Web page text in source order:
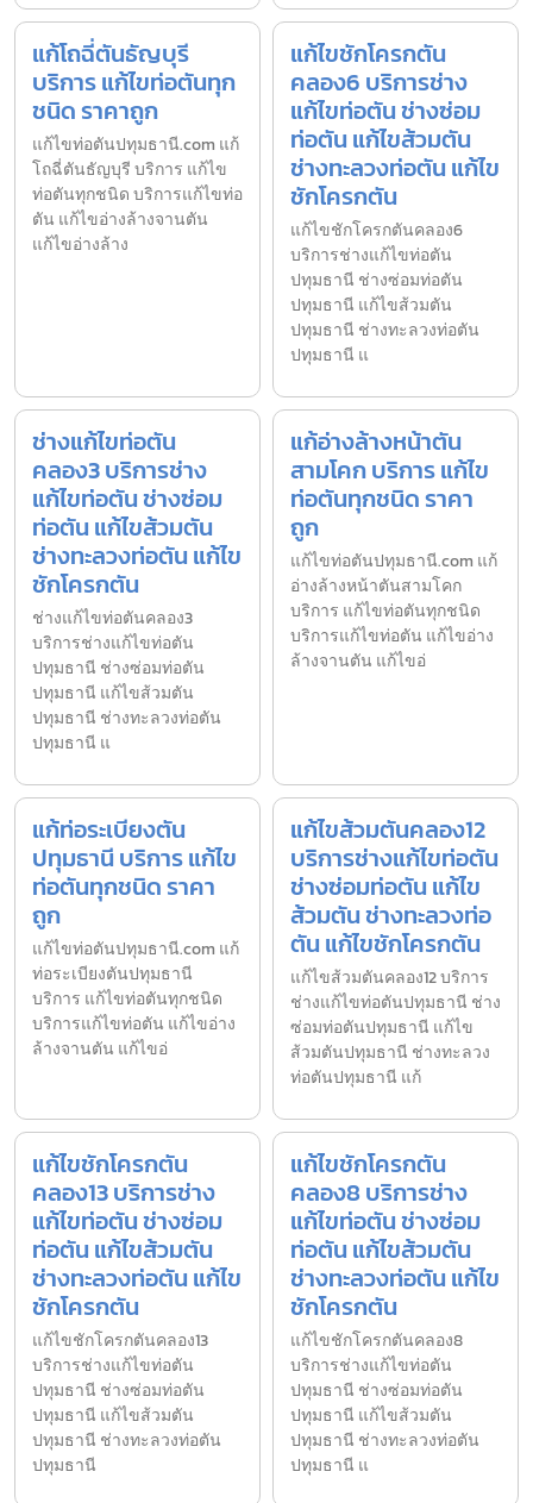
แก้โถฉี่ตันธัญบุรี
บริการ แก้ไขท่อตันทุก
ชนิด ราคาถูก
แก้ไขท่อตันปทุมธานี.com แก้
โถฉี่ตันธัญบุรี บริการ แก้ไข
ท่อตันทุกชนิด บริการแก้ไขท่อ
ตัน แก้ไขอ่างล้างจานตัน
แก้ไขอ่างล้าง
แก้ไขชักโครกตัน
คลอง6 บริการช่าง
แก้ไขท่อตัน ช่างซ่อม
ท่อตัน แก้ไขส้วมตัน
ช่างทะลวงท่อตัน แก้ไข
ชักโครกตัน
แก้ไขชักโครกตันคลอง6
บริการช่างแก้ไขท่อตัน
ปทุมธานี ช่างซ่อมท่อตัน
ปทุมธานี แก้ไขส้วมตัน
ปทุมธานี ช่างทะลวงท่อตัน
ปทุมธานี แ
ช่างแก้ไขท่อตัน
คลอง3 บริการช่าง
แก้ไขท่อตัน ช่างซ่อม
ท่อตัน แก้ไขส้วมตัน
ช่างทะลวงท่อตัน แก้ไข
ชักโครกตัน
ช่างแก้ไขท่อตันคลอง3
บริการช่างแก้ไขท่อตัน
ปทุมธานี ช่างซ่อมท่อตัน
ปทุมธานี แก้ไขส้วมตัน
ปทุมธานี ช่างทะลวงท่อตัน
ปทุมธานี แ
แก้อ่างล้างหน้าตัน
สามโคก บริการ แก้ไข
ท่อตันทุกชนิด ราคา
ถูก
แก้ไขท่อตันปทุมธานี.com แก้
อ่างล้างหน้าตันสามโคก
บริการ แก้ไขท่อตันทุกชนิด
บริการแก้ไขท่อตัน แก้ไขอ่าง
ล้างจานตัน แก้ไขอ่
แก้ท่อระเบียงตัน
ปทุมธานี บริการ แก้ไข
ท่อตันทุกชนิด ราคา
ถูก
แก้ไขท่อตันปทุมธานี.com แก้
ท่อระเบียงตันปทุมธานี
บริการ แก้ไขท่อตันทุกชนิด
บริการแก้ไขท่อตัน แก้ไขอ่าง
ล้างจานตัน แก้ไขอ่
แก้ไขส้วมตันคลอง12
บริการช่างแก้ไขท่อตัน
ช่างซ่อมท่อตัน แก้ไข
ส้วมตัน ช่างทะลวงท่อ
ตัน แก้ไขชักโครกตัน
แก้ไขส้วมตันคลอง12 บริการ
ช่างแก้ไขท่อตันปทุมธานี ช่าง
ซ่อมท่อตันปทุมธานี แก้ไข
ส้วมตันปทุมธานี ช่างทะลวง
ท่อตันปทุมธานี แก้
แก้ไขชักโครกตัน
คลอง13 บริการช่าง
แก้ไขท่อตัน ช่างซ่อม
ท่อตัน แก้ไขส้วมตัน
ช่างทะลวงท่อตัน แก้ไข
ชักโครกตัน
แก้ไขชักโครกตันคลอง13
บริการช่างแก้ไขท่อตัน
ปทุมธานี ช่างซ่อมท่อตัน
ปทุมธานี แก้ไขส้วมตัน
ปทุมธานี ช่างทะลวงท่อตัน
ปทุมธานี
แก้ไขชักโครกตัน
คลอง8 บริการช่าง
แก้ไขท่อตัน ช่างซ่อม
ท่อตัน แก้ไขส้วมตัน
ช่างทะลวงท่อตัน แก้ไข
ชักโครกตัน
แก้ไขชักโครกตันคลอง8
บริการช่างแก้ไขท่อตัน
ปทุมธานี ช่างซ่อมท่อตัน
ปทุมธานี แก้ไขส้วมตัน
ปทุมธานี ช่างทะลวงท่อตัน
ปทุมธานี แ